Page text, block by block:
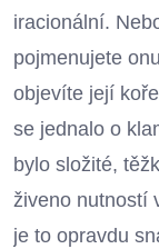
iracionální.
pojmenujete
objevíte její
se jednalo o
bylo složité,
živeno nutností
je to opravdu